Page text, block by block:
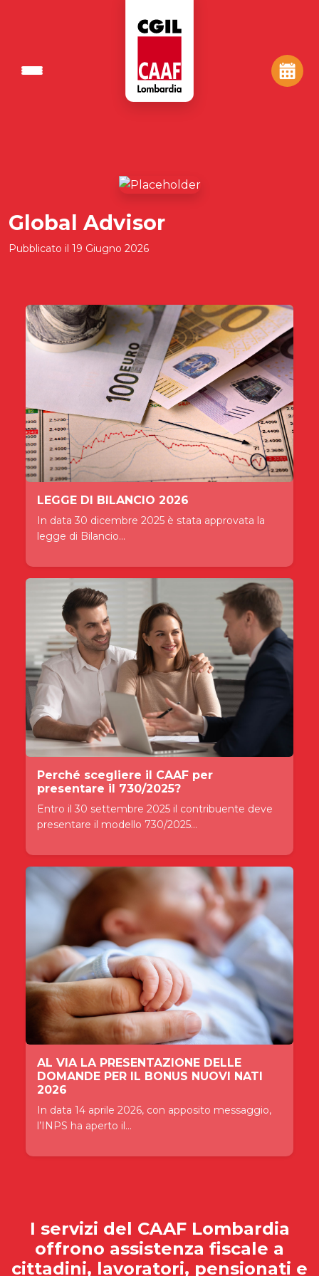
Global Advisor
Pubblicato il 19 Giugno 2026
LEGGE DI BILANCIO 2026
In data 30 dicembre 2025 è stata approvata la
legge di Bilancio...
Perché scegliere il CAAF per
presentare il 730/2025?
Entro il 30 settembre 2025 il contribuente deve
presentare il modello 730/2025...
AL VIA LA PRESENTAZIONE DELLE
DOMANDE PER IL BONUS NUOVI NATI
2026
In data 14 aprile 2026, con apposito messaggio,
l’INPS ha aperto il...
I servizi del CAAF Lombardia
offrono assistenza fiscale a
cittadini, lavoratori, pensionati e